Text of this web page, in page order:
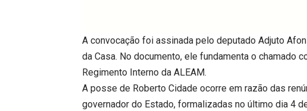
A convocação foi assinada pelo deputado Adjuto
da Casa. No documento, ele fundamenta o chamado
Regimento Interno da ALEAM.
A posse de Roberto Cidade ocorre em razão das
governador do Estado, formalizadas no último dia 4